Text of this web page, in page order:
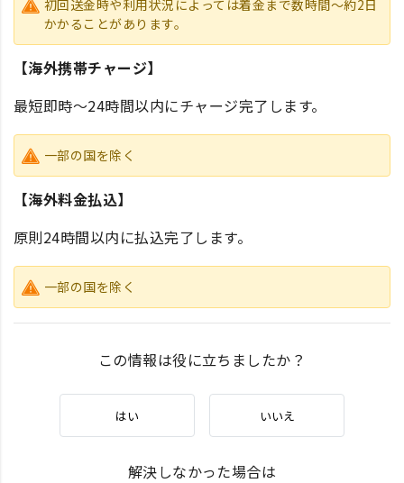
初回送金時や利用状況によっては着金まで数時間～約2日
かかることがあります。
【海外携帯チャージ】
最短即時～24時間以内にチャージ完了します。
一部の国を除く
【海外料金払込】
原則24時間以内に払込完了します。
一部の国を除く
この情報は役に立ちましたか？
はい いいえ
解決しなかった場合は